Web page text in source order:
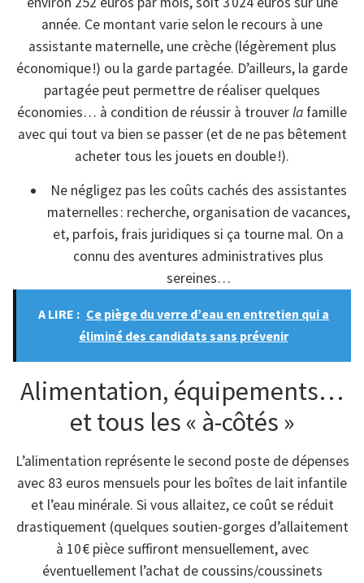
année. Ce montant varie selon le recours à une
assistante maternelle, une crèche (légèrement plus
économique !) ou la garde partagée. D’ailleurs, la garde
partagée peut permettre de réaliser quelques
économies… à condition de réussir à trouverla famille
avec qui tout va bien se passer (et de ne pas bêtement
acheter tous les jouets en double !).
Ne négligez pas les coûts cachés des assistantes
maternelles : recherche, organisation de vacances,
et, parfois, frais juridiques si ça tourne mal. On a
connu des aventures administratives plus
sereines…
A LIRE : Ce piège du verre d’eau en entretien qui a
éliminé des candidats sans prévenir
Alimentation, équipements…
et tous les « à-côtés »
L’alimentation représente le second poste de dépenses
avec 83 euros mensuels pour les boîtes de lait infantile
et l’eau minérale. Si vous allaitez, ce coût se réduit
drastiquement (quelques soutien-gorges d’allaitement
à 10 € pièce suffiront mensuellement, avec
éventuellement l’achat de coussins/coussinets